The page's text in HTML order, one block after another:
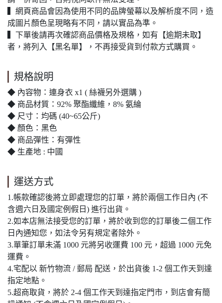
▍網頁商品會因為使用不同的品牌螢幕以及解析度不同，造
成圖片顏色呈現略有不同，請以實品為準。
▍下單後請再次確認商品價格及規格，如有【逾期未取】
者，將列入【黑名單】，不再接受貨到付款方式購買。
規格說明
◆ 內容物：連身衣 x1 ( 絲襪另外選購 )
◆ 商品材質：92% 聚酯纖維，8% 氨綸
◆ 尺寸：均碼 (40~65公斤)
◆ 顏色：黑色
◆ 商品彈性：有彈性
◆ 生產地 : 中國
運送方式
1.帳款確認後將立即處理您的訂單，將於兩個工作日內 (不
含週六日及國定例假日) 進行出貨。
2.如本店無法接受您的訂單，將於收到您的訂單後二個工作
日內通知您，如法令另有規定者除外。
3.單筆訂單未滿 1000 元將另收運費 100 元，超過 1000 元免
運費。
4.宅配以 新竹物流 / 郵局 配送，於出貨後 1-2 個工作天到達
指定地點。
5.超商取貨，將於 2-4 個工作天到達指定門市，到店會有簡